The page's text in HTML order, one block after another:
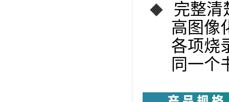
◆ 完整清
高图像
各项烧
同一个书